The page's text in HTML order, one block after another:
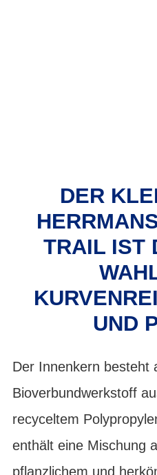
DER
TRAIL IST
UND
Der Innenkern besteht
Bioverbundwerkstoff
recyceltem
enthält eine Mischung
pflanzlichem und